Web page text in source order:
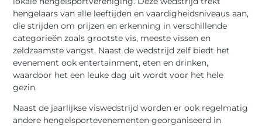
hengelaars van alle leeftijden en vaardigheidsniveaus aan,
die strijden om prijzen en erkenning in verschillende
categorieën zoals grootste vis, meeste vissen en
zeldzaamste vangst. Naast de wedstrijd zelf biedt het
evenement ook entertainment, eten en drinken,
waardoor het een leuke dag uit wordt voor het hele
gezin.
Naast de jaarlijkse viswedstrijd worden er ook regelmatig
andere hengelsportevenementen georganiseerd in